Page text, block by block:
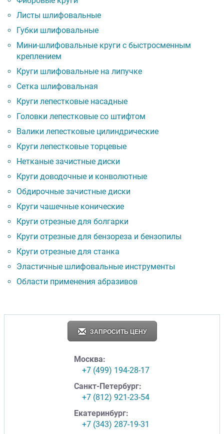
Листы шлифовальные
Губки шлифовальные
Мини-шлифовальные круги с быстросменным
креплением
Круги шлифовальные на липучке
Сетка шлифовальная
Круги лепестковые насадные
Головки лепестковые со штифтом
Валики лепестковые цилиндрические
Круги лепестковые торцевые
Нетканые зачистные диски
Круги доводочные и конволютные
Обдирочные зачистные диски
Круги чашечные конические
Круги отрезные для болгарки
Круги отрезные для бензореза и бензопилы
Круги отрезные для станка
Эластичные шлифовальные инструменты
Области применения абразивов
ЗАПРОСИТЬ ЦЕНУ
Москва:
+7 (499) 194-28-17
Санкт-Петербург:
+7 (812) 921-23-54
Екатеринбург:
+7 (343) 287-19-31